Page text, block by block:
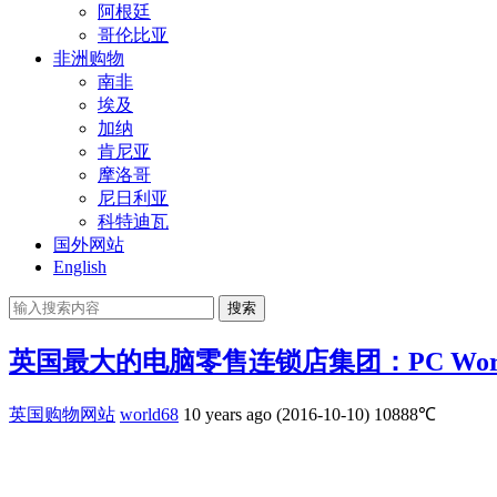
阿根廷
哥伦比亚
非洲购物
南非
埃及
加纳
肯尼亚
摩洛哥
尼日利亚
科特迪瓦
国外网站
English
搜索
英国最大的电脑零售连锁店集团：PC
英国购物网站 world68 10 years ago (2016-10-10) 10888℃